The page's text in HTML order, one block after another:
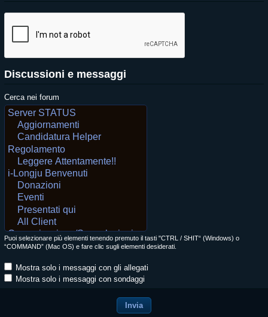
Discussioni e messaggi
Cerca nei forum
Puoi selezionare più elementi tenendo premuto il tasti "CTRL / SHIT“ (Windows) o
“COMMAND” (Mac OS) e fare clic sugli elementi desiderati.
Mostra solo i messaggi con gli allegati
Mostra solo i messaggi con sondaggi